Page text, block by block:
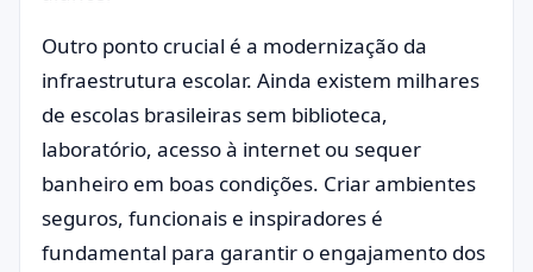
Outro ponto crucial é a modernização da
infraestrutura escolar. Ainda existem milhares
de escolas brasileiras sem biblioteca,
laboratório, acesso à internet ou sequer
banheiro em boas condições. Criar ambientes
seguros, funcionais e inspiradores é
fundamental para garantir o engajamento dos